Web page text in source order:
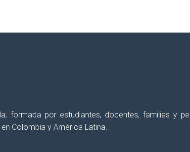
formada por estudiantes, docentes, familias y
Colombia y América Latina.